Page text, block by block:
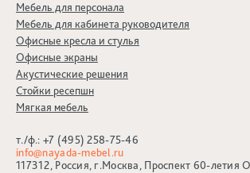
Мебель для персонала
Мебель для кабинета руководителя
Офисные кресла и стулья
Офисные экраны
Акустические решения
Стойки ресепшн
Мягкая мебель
т./ф.: +7 (495) 258-75-46
info@nayada-mebel.ru
117312, Россия, г.Москва, Проспект 60-летия